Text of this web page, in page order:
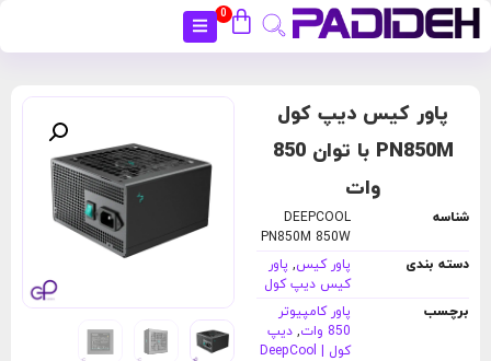
0
پاور کیس دیپ کول
PN850M با توان 850
وات
شناسه
DEEPCOOL
PN850M 850W
دسته بندی
پاور کیس, پاور
کیس دیپ کول
برچسب
پاور کامپیوتر
850 وات
, دیپ
کول | DeepCool